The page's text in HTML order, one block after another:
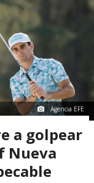
Agencia EFE
a golpear
Nueva